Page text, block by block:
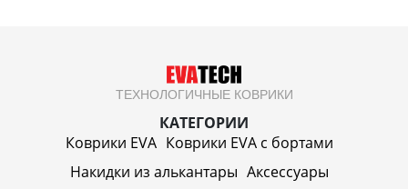
ТЕХНОЛОГИЧНЫЕ КОВРИКИ
КАТЕГОРИИ
Коврики EVA Коврики EVA c бортами
Накидки из алькантары Аксессуары